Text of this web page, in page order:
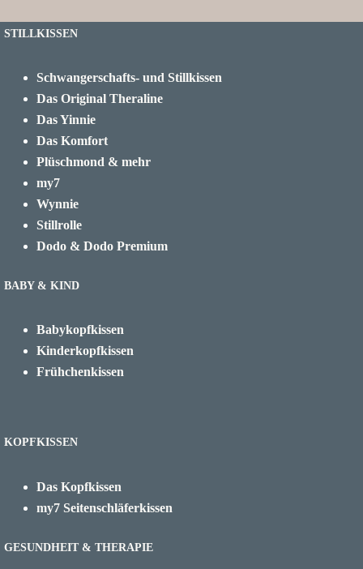
STILLKISSEN
Schwangerschafts- und Stillkissen
Das Original Theraline
Das Yinnie
Das Komfort
Plüschmond & mehr
my7
Wynnie
Stillrolle
Dodo & Dodo Premium
BABY & KIND
Babykopfkissen
Kinderkopfkissen
Frühchenkissen
KOPFKISSEN
Das Kopfkissen
my7 Seitenschläferkissen
GESUNDHEIT & THERAPIE